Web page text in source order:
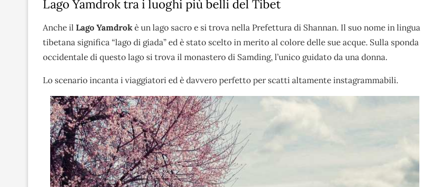
Lago Yamdrok tra i luoghi più belli del Tibet
Anche il Lago Yamdrokè un lago sacro e si trova nella Prefettura di Shannan. Il suo nome in lingua
tibetana significa “lago di giada” ed è stato scelto in merito al colore delle sue acque. Sulla sponda
occidentale di questo lago si trova il monastero di Samding, l’unico guidato da una donna.
Lo scenario incanta i viaggiatori ed è davvero perfetto per scatti altamente instagrammabili.